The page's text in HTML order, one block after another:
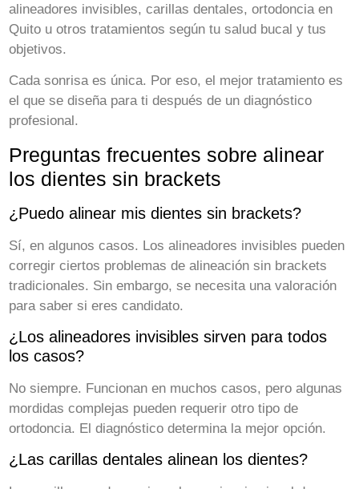
alineadores invisibles, carillas dentales, ortodoncia en
Quito u otros tratamientos según tu salud bucal y tus
objetivos.
Cada sonrisa es única. Por eso, el mejor tratamiento es
el que se diseña para ti después de un diagnóstico
profesional.
Preguntas frecuentes sobre alinear
los dientes sin brackets
¿Puedo alinear mis dientes sin brackets?
Sí, en algunos casos. Los alineadores invisibles pueden
corregir ciertos problemas de alineación sin brackets
tradicionales. Sin embargo, se necesita una valoración
para saber si eres candidato.
¿Los alineadores invisibles sirven para todos
los casos?
No siempre. Funcionan en muchos casos, pero algunas
mordidas complejas pueden requerir otro tipo de
ortodoncia. El diagnóstico determina la mejor opción.
¿Las carillas dentales alinean los dientes?